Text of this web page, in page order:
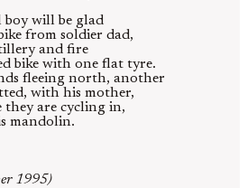
boy will be glad
from soldier dad,
and fire
bike with one flat tyre.
fleeing north, another
with his mother,
are cycling in,
mandolin.
1995)